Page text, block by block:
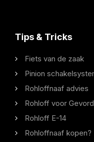
Tips & Tricks
Fiets van de zaak
Pinion
Rohloffnaaf advies
Rohloff voor
Rohloff E-14
Rohloffnaaf kopen?